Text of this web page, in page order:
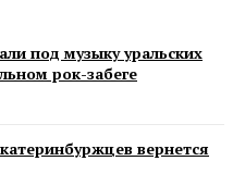
под музыку уральских
рок-забеге
вернется